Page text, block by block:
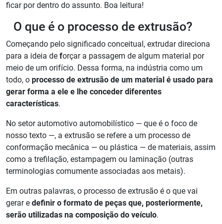
ficar por dentro do assunto. Boa leitura!
O que é o processo de extrusão?
Começando pelo significado conceitual, extrudar direciona
para a ideia de forçar a passagem de algum material por
meio de um orifício. Dessa forma, na indústria como um
todo, o processo de extrusão de um material é usado para
gerar forma a ele e lhe conceder diferentes
características.
No setor automotivo automobilístico — que é o foco de
nosso texto —, a extrusão se refere a um processo de
conformação mecânica — ou plástica — de materiais, assim
como a trefilação, estampagem ou laminação (outras
terminologias comumente associadas aos metais).
Em outras palavras, o processo de extrusão é o que vai
gerar e definir o formato de peças que, posteriormente,
serão utilizadas na composição do veículo.